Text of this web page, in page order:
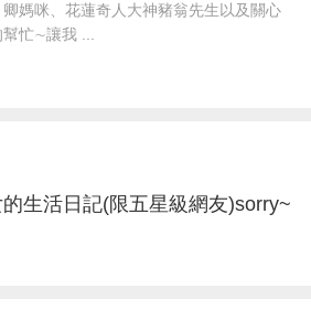
媽咪、花蓮奇人大神豬翁先生以及關心
忙∼讓我 ...
生活日記(限五星級網友)sorry~